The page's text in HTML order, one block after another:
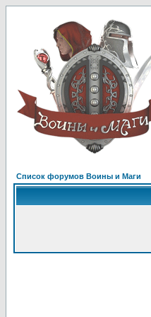
Список форумов Воины и Маги